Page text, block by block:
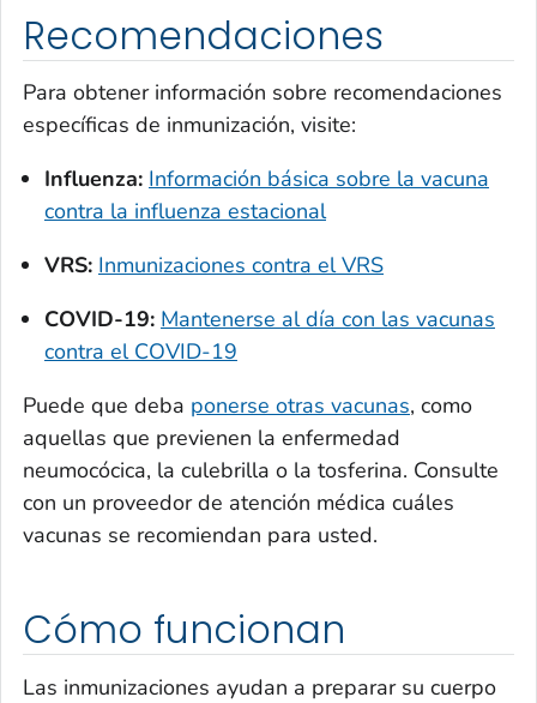
Recomendaciones
Para obtener información sobre recomendaciones
específicas de inmunización, visite:
Influenza: Información básica sobre la vacuna
contra la influenza estacional
VRS: Inmunizaciones contra el VRS
COVID-19: Mantenerse al día con las vacunas
contra el COVID-19
Puede que deba ponerse otras vacunas, como
aquellas que previenen la enfermedad
neumocócica, la culebrilla o la tosferina. Consulte
con un proveedor de atención médica cuáles
vacunas se recomiendan para usted.
Cómo funcionan
Las inmunizaciones ayudan a preparar su cuerpo